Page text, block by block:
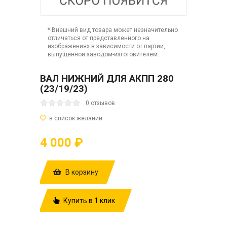
* Внешний вид товара может незначительно
отличаться от представленного на
изображениях в зависимости от партии,
выпущенной заводом-изготовителем.
ВАЛ НИЖНИЙ ДЛЯ АКПП 280
(23/19/23)
0 отзывов
4 000 ₽
В корзину
Купить в 1 клик